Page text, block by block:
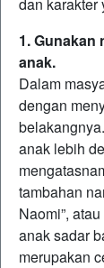
1. Gunakan
anak.
Dalam
dengan
anak lebih
tambahan
Naomi”,
anak sadar
merupakan